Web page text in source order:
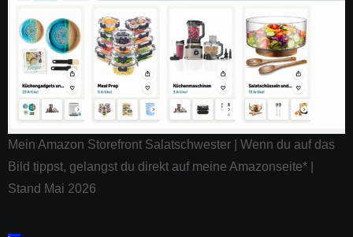
Mein Amazon Storefront Salatschwester | Wenn du auf das
Bild tippst, gelangst du direkt auf meine Amazonseite* |
Stand Mai 2026